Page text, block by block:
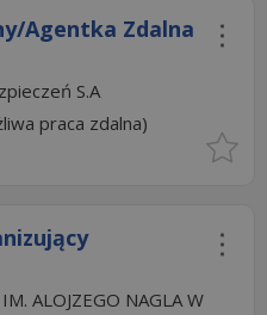
Agentka Zdalna
S.A
praca zdalna)
ALOJZEGO NAGLA W